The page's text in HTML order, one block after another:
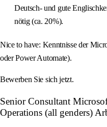
Deutsch- und gute
nötig (ca. 20%).
Nice to have: Kenntnisse der
oder Power Automate).
Bewerben Sie sich jetzt.
Senior Consultant
Operations (all genders)